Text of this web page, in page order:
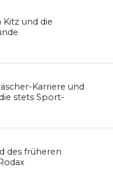
Kitz und die
Karriere und
stets Sport-
des früheren